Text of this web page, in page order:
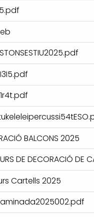
BALCONS 2025
DE DECORACIÓ DE
Cartells 2025